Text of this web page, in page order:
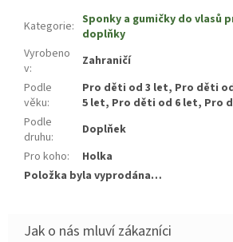
Kategorie: Sponky a gumičky do vlasů
doplňky
Vyrobeno
v:
Zahraničí
Podle
věku:
Pro děti od 3 let, Pro děti
5 let, Pro děti od 6 let, Pro
Podle
druhu:
Doplňek
Pro koho:
Holka
Položka byla vyprodána…